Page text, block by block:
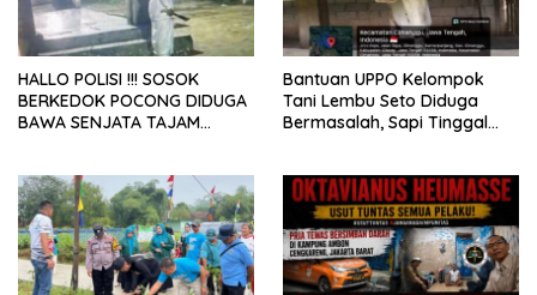
HALLO POLISI !!! SOSOK
BERKEDOK POCONG DIDUGA
BAWA SENJATA TAJAM
LEBONG
Bantuan UPPO Kelompok
Tani Lembu Seto Diduga
Bermasalah, Sapi Tinggal